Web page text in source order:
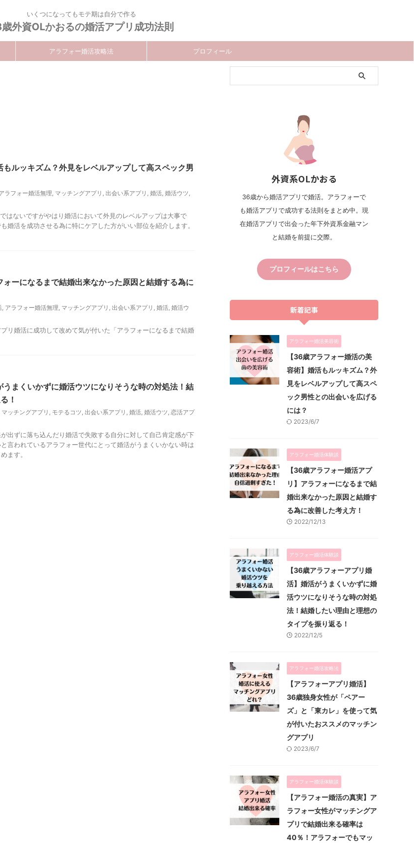
いくつになってもモテ期は自分で作る
外資OLかおるの婚活アプリ成功法則
アラフォー婚活攻略法 プロフィール
もルッキズム？外見をレベルアップして高スペック男
ラフォー婚活無理, マッチングアプリ , 出会い系アプリ , 婚活, 婚活ウツ,
はないですがやはり婚活において外見のレベルアップは大事で
婚活を成功させる為に特にケアした方がいい部位を紹介します。
ォーになるまで結婚出来なかった原因と結婚する為に
, アラフォー婚活無理, マッチングアプリ , 出会い系アプリ , 婚活, 婚活ウ
リ婚活に成功して改めて気が付いた「アラフォーになるまで結婚
うまくいかずに婚活ウツになりそうな時の対処法！結
！
マッチングアプリ , モテるコツ, 出会い系アプリ , 婚活, 婚活ウツ, 恋活アプ
出ずに落ち込んだり婚活で失敗する自分に対して自己肯定感が下
言われているアラフォー世代にとって婚活がうまくいかない時は
ます。
外資系OLかおる
36歳から婚活アプリで婚活。アラフォーで
も婚活アプリで成功する法則をまとめ中。現
在婚活アプリで出会った年下外資系金融マン
と結婚を前提に交際。
プロフィールはこちら
新着記事
アラフォー婚活美容術
【36歳アラフォー婚活の美
容術】婚活もルッキズム？外
見をレベルアップして高スペ
ック男性との出会いを広げる
には？
2023/6/7
アラフォー婚活体験談
【36歳アラフォー婚活アプ
リ】アラフォーになるまで結
婚出来なかった原因と結婚す
る為に改善した考え方！
2022/12/13
アラフォー婚活体験談
【36歳アラフォーアプリ婚
活】婚活がうまくいかずに婚
活ウツになりそうな時の対処
法！結婚したい理由と理想の
タイプを振り返る！
2022/12/5
アラフォー婚活攻略法
【アラフォーアプリ婚活】
36歳独身女性が「ペアー
ズ」と「東カレ」を使って気
が付いたおススメのマッチン
グアプリ
2023/6/7
アラフォー婚活体験談
【アラフォー婚活の真実】ア
ラフォー女性がマッチングア
プリで結婚出来る確率は
40％！アラフォーでもマッ